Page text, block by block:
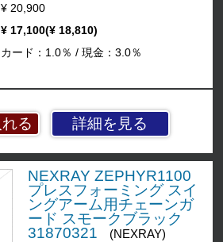
詳細を見る
¥ 20,900
¥ 17,100(¥ 18,810)
カード：1.0％ / 現金：3.0％
NEXRAY ZEPHYR1100
プレスフォーミング スイ
ングアーム用チェーンガ
ード スモークブラック
31870321
(NEXRAY)